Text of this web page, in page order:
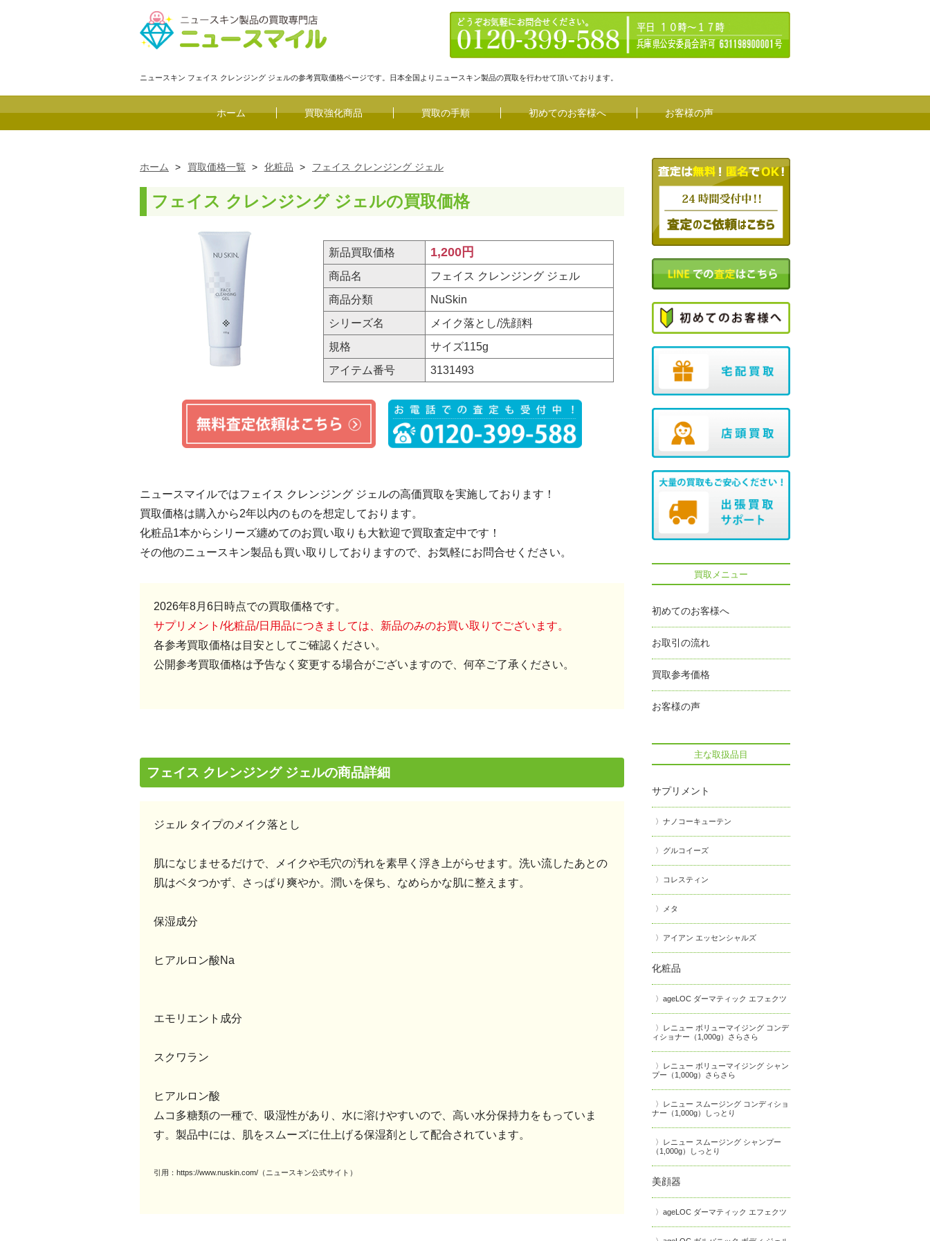
ニュースキン フェイス クレンジング ジェルの参考買取価格ページです。日本全国よりニュースキン製品の買取を行わせて頂いております。
ホーム 買取強化商品 買取の手順 初めてのお客様へ お客様の声
ホーム > 買取価格一覧 > 化粧品 > フェイス クレンジング ジェル
フェイス クレンジング ジェルの買取価格
新品買取価格 1,200円
商品名
フェイス クレンジング ジェル
商品分類
NuSkin
シリーズ名
メイク落とし/洗顔料
規格
サイズ115g
アイテム番号
3131493
ニュースマイルではフェイス クレンジング ジェルの高価買取を実施しております！
買取価格は購入から2年以内のものを想定しております。
化粧品1本からシリーズ纏めてのお買い取りも大歓迎で買取査定中です！
その他のニュースキン製品も買い取りしておりますので、お気軽にお問合せください。
2026年8月6日時点での買取価格です。
サプリメント/化粧品/日用品につきましては、新品のみのお買い取りでございます。
各参考買取価格は目安としてご確認ください。
公開参考買取価格は予告なく変更する場合がございますので、何卒ご了承ください。
フェイス クレンジング ジェルの商品詳細
ジェル タイプのメイク落とし
肌になじませるだけで、メイクや毛穴の汚れを素早く浮き上がらせます。洗い流したあとの
肌はベタつかず、さっぱり爽やか。潤いを保ち、なめらかな肌に整えます。
保湿成分
ヒアルロン酸Na
エモリエント成分
スクワラン
ヒアルロン酸
ムコ多糖類の一種で、吸湿性があり、水に溶けやすいので、高い水分保持力をもっていま
す。製品中には、肌をスムーズに仕上げる保湿剤として配合されています。
引用：https://www.nuskin.com/（ニュースキン公式サイト）
買取メニュー
初めてのお客様へ
お取引の流れ
買取参考価格
お客様の声
主な取扱品目
サプリメント
ナノコーキューテン
グルコイーズ
コレスティン
メタ
アイアン エッセンシャルズ
化粧品
ageLOC ダーマティック エフェクツ
レニュー ボリューマイジング コンデ
ィショナー（1,000g）さらさら
レニュー ボリューマイジング シャン
プー（1,000g）さらさら
レニュー スムージング コンディショ
ナー（1,000g）しっとり
レニュー スムージング シャンプー
（1,000g）しっとり
美顔器
ageLOC ダーマティック エフェクツ